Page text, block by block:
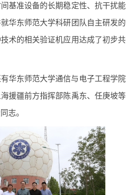
基准设备的长期稳定性、抗干扰能
华东师范大学科研团队自主研发的
术的相关验证机应用达成了初步共
华东师范大学通信与电子工程学院
援疆前方指挥部陈禹东、任庚坡等
志。